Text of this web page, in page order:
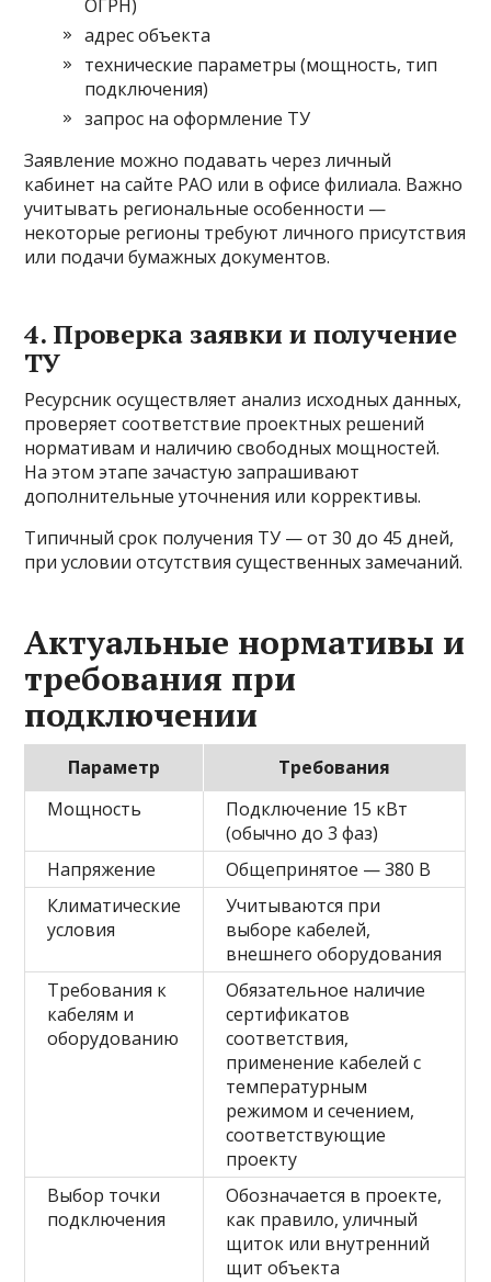
ОГРН)
адрес объекта
технические параметры (мощность, тип
подключения)
запрос на оформление ТУ
Заявление можно подавать через личный
кабинет на сайте РАО или в офисе филиала. Важно
учитывать региональные особенности —
некоторые регионы требуют личного присутствия
или подачи бумажных документов.
4. Проверка заявки и получение
ТУ
Ресурсник осуществляет анализ исходных данных,
проверяет соответствие проектных решений
нормативам и наличию свободных мощностей.
На этом этапе зачастую запрашивают
дополнительные уточнения или коррективы.
Типичный срок получения ТУ — от 30 до 45 дней,
при условии отсутствия существенных замечаний.
Актуальные нормативы и
требования при
подключении
Параметр
Требования
Мощность
Подключение 15 кВт
(обычно до 3 фаз)
Напряжение
Общепринятое — 380 В
Климатические
условия
Учитываются при
выборе кабелей,
внешнего оборудования
Требования к
кабелям и
оборудованию
Обязательное наличие
сертификатов
соответствия,
применение кабелей с
температурным
режимом и сечением,
соответствующие
проекту
Выбор точки
подключения
Обозначается в проекте,
как правило, уличный
щиток или внутренний
щит объекта